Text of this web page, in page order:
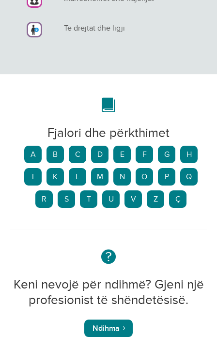
Të drejtat dhe ligji
Fjalori dhe përkthimet
A B C D E F G H
K L M N O P Q
R S T U V Z Ç
Keni nevojë për ndihmë? Gjeni një
profesionist të shëndetësisë.
Ndihma